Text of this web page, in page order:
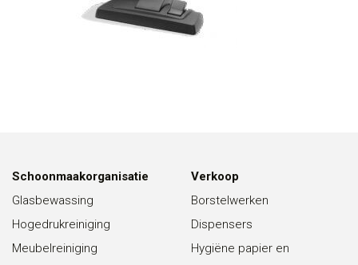
Schoonmaakorganisatie
Glasbewassing
Hogedrukreiniging
Meubelreiniging
Verkoop
Borstelwerken
Dispensers
Hygiëne papier en